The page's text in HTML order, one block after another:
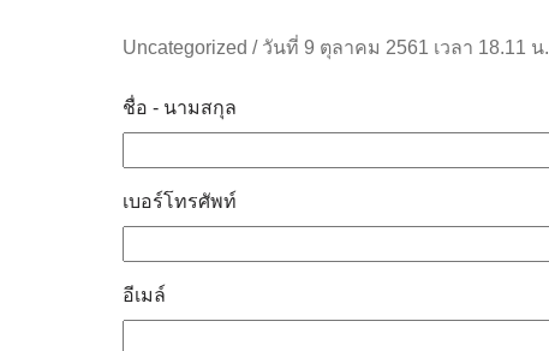
Uncategorized / วันที่ 9 ตุลาคม 2561 เวลา 18.11 น.
ชื่อ - นามสกุล
เบอร์โทรศัพท์
อีเมล์